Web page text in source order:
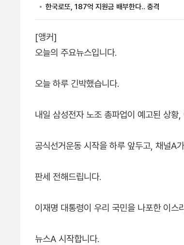
[앵커]
오늘의 주요뉴스입니다.
오늘 하루 긴박했습니다.
내일 삼성전자 노조 총파업이 예고된 상황
공식선거운동 시작을 하루 앞두고, 채널A
판세 전해드립니다.
이재명 대통령이 우리 국민을 나포한 이
뉴스A 시작합니다.